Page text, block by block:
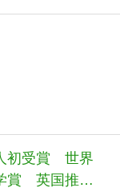
初受賞 世界
賞 英国推理